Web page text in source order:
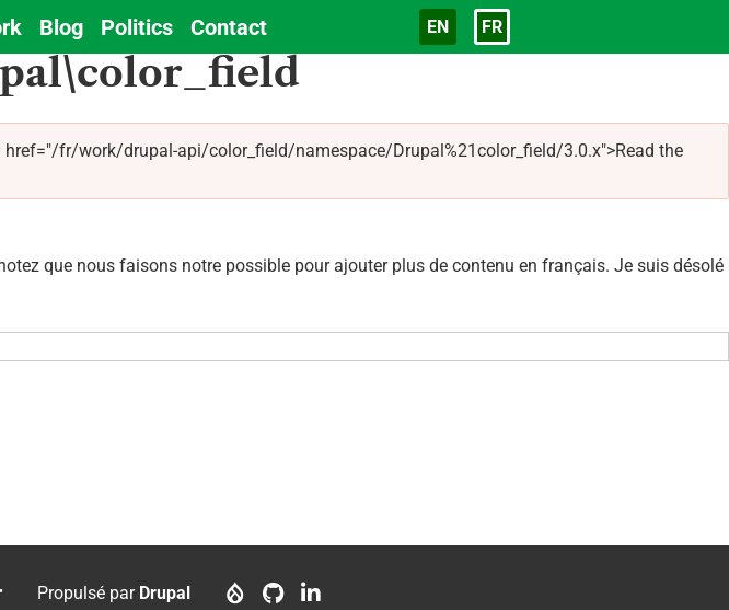
Blog Politics Contact Langue
EN FR
fr/work/drupal-api/color_field/namespace/Drupal%21color_field/3.0.x">Read the
que nous faisons notre possible pour ajouter plus de contenu en français. Je suis désolé
Propulsé par Drupal